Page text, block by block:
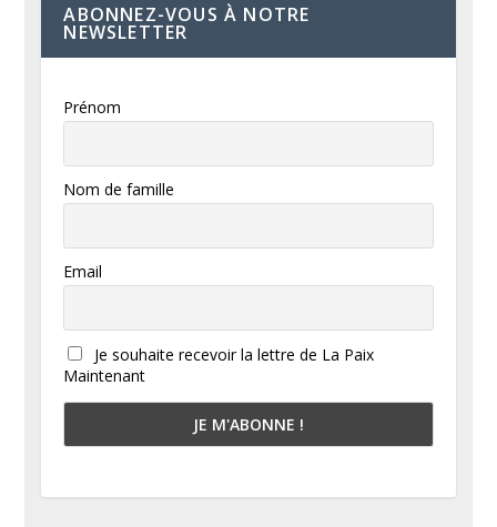
ABONNEZ-VOUS À NOTRE
NEWSLETTER
Prénom
Nom de famille
Email
Je souhaite recevoir la lettre de La Paix
Maintenant